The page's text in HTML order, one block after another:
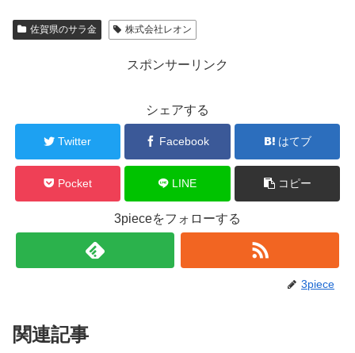
佐賀県のサラ金 株式会社レオン
スポンサーリンク
シェアする
Twitter Facebook はてブ
Pocket LINE コピー
3pieceをフォローする
3piece
関連記事